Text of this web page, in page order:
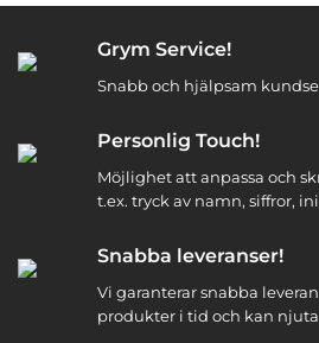
Grym Service!
Snabb och hjälpsam
Personlig Touch!
Möjlighet att anpassa och
t.ex. tryck av namn, siffror,
Snabba leveranser!
Vi garanterar snabba
produkter i tid och kan